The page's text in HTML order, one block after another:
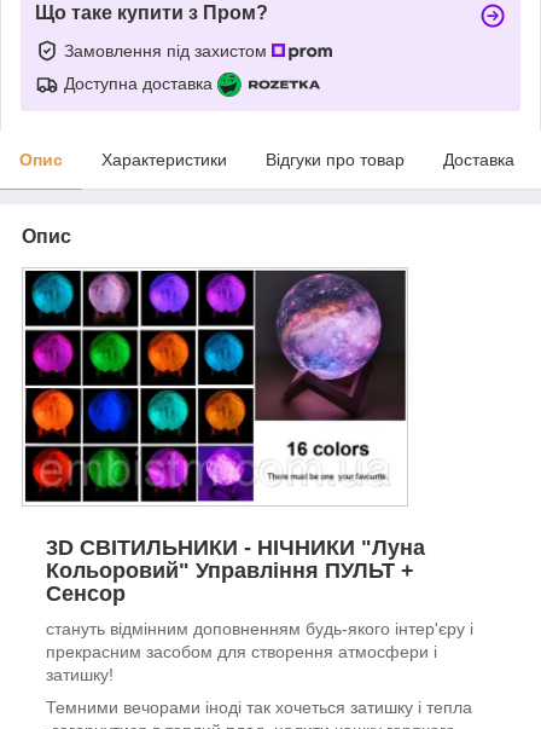
Що таке купити з Пром?
Замовлення під захистом
Доступна доставка
Опис Характеристики Відгуки про товар Доставка
Опис
3D СВІТИЛЬНИКИ - НІЧНИКИ "Луна
Кольоровий" Управління ПУЛЬТ +
Сенсор
стануть відмінним доповненням будь-якого інтер'єру і
прекрасним засобом для створення атмосфери і
затишку!
Темними вечорами іноді так хочеться затишку і тепла